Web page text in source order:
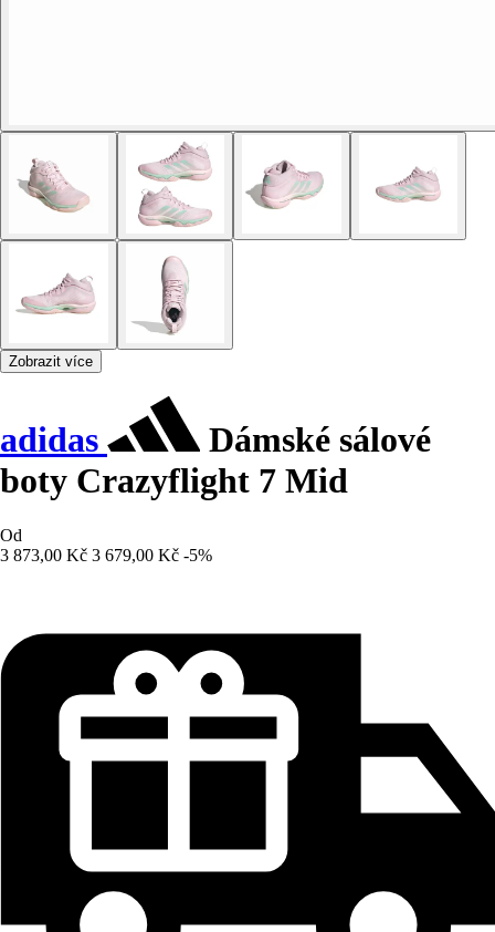
Zobrazit více
adidas
Dámské sálové
boty Crazyflight 7 Mid
Od
3 873,00 Kč 3 679,00 Kč -5%